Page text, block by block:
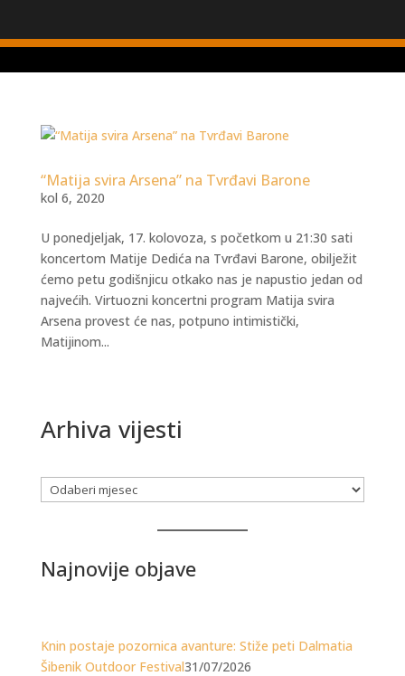
“Matija svira Arsena” na Tvrđavi Barone
kol 6, 2020
U ponedjeljak, 17. kolovoza, s početkom u 21:30 sati
koncertom Matije Dedića na Tvrđavi Barone, obilježit
ćemo petu godišnjicu otkako nas je napustio jedan od
najvećih. Virtuozni koncertni program Matija svira
Arsena provest će nas, potpuno intimistički,
Matijinom...
Arhiva vijesti
Arhiva
Najnovije objave
Knin postaje pozornica avanture: Stiže peti Dalmatia
Šibenik Outdoor Festival31/07/2026